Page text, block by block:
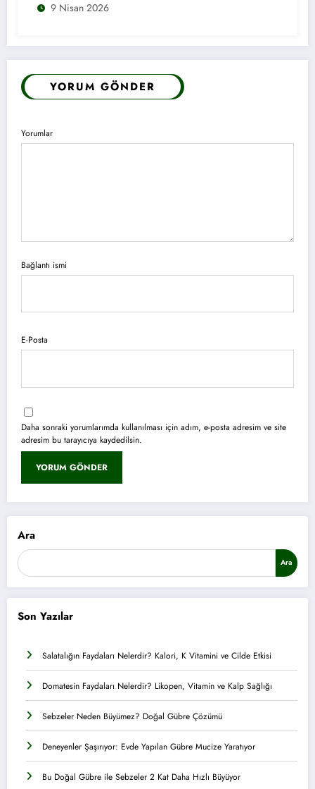
9 Nisan 2026
YORUM GÖNDER
Yorumlar
Bağlantı ismi
E-Posta
Daha sonraki yorumlarımda kullanılması için adım, e-posta adresim ve site
adresim bu tarayıcıya kaydedilsin.
Ara
Ara
Son Yazılar
Salatalığın Faydaları Nelerdir? Kalori, K Vitamini ve Cilde Etkisi
Domatesin Faydaları Nelerdir? Likopen, Vitamin ve Kalp Sağlığı
Sebzeler Neden Büyümez? Doğal Gübre Çözümü
Deneyenler Şaşırıyor: Evde Yapılan Gübre Mucize Yaratıyor
Bu Doğal Gübre ile Sebzeler 2 Kat Daha Hızlı Büyüyor